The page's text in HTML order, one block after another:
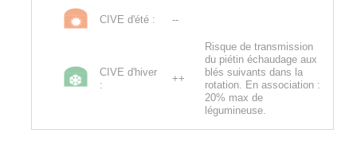
CIVE d'été : --
CIVE d'hiver
:
++
Risque de transmission
du piétin échaudage aux
blés suivants dans la
rotation. En association :
20% max de
légumineuse.